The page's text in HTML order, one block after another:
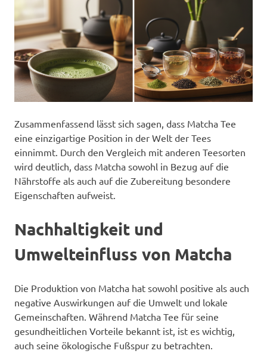
Zusammenfassend lässt sich sagen, dass Matcha Tee
eine einzigartige Position in der Welt der Tees
einnimmt. Durch den Vergleich mit anderen Teesorten
wird deutlich, dass Matcha sowohl in Bezug auf die
Nährstoffe als auch auf die Zubereitung besondere
Eigenschaften aufweist.
Nachhaltigkeit und
Umwelteinfluss von Matcha
Die Produktion von Matcha hat sowohl positive als auch
negative Auswirkungen auf die Umwelt und lokale
Gemeinschaften. Während Matcha Tee für seine
gesundheitlichen Vorteile bekannt ist, ist es wichtig,
auch seine ökologische Fußspur zu betrachten.